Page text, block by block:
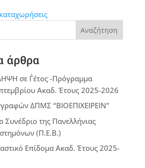
Αναζήτηση
άρθρα
σε Γ΄έτος -Πρόγραμμα
Ακαδ. Έτους 2025-2026
ΔΠΜΣ “ΒΙΟΕΠΙΧΕΙΡΕΙΝ”
Συνέδριο της Πανελλήνιας
(Π.Ε.Β.)
Επίδομα Ακαδ. Έτους 2025-